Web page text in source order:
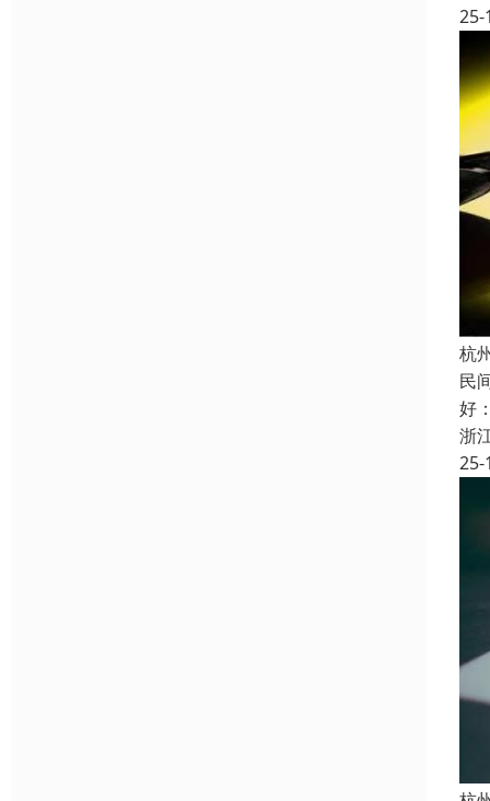
25-
杭
民
好
浙
25-